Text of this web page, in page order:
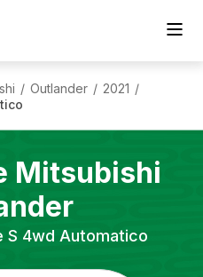
/ Outlander / 2021 /
Mitsubishi
S 4wd Automatico